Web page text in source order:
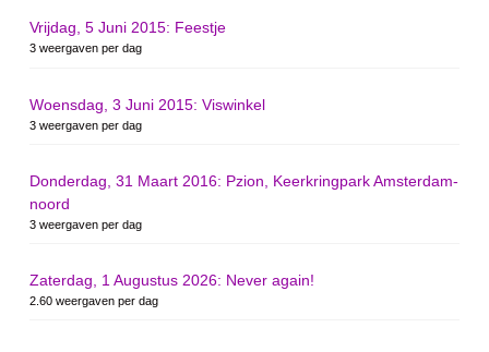
Vrijdag, 5 Juni 2015: Feestje
3 weergaven per dag
Woensdag, 3 Juni 2015: Viswinkel
3 weergaven per dag
Donderdag, 31 Maart 2016: Pzion, Keerkringpark Amsterdam-
noord
3 weergaven per dag
Zaterdag, 1 Augustus 2026: Never again!
2.60 weergaven per dag